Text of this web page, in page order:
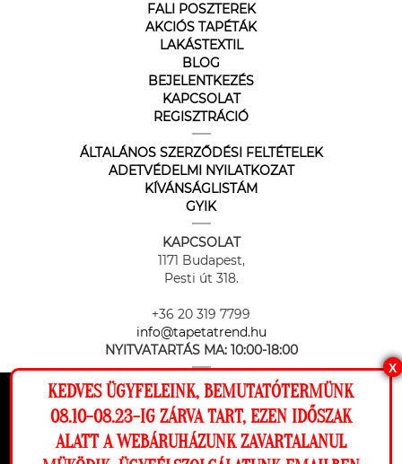
Ez a weboldal cookie-kat használ, hogy a
lehető legjobb élményt nyújtsa honlapunkon.
Beállítások
FALI POSZTEREK
AKCIÓS TAPÉTÁK
LAKÁSTEXTIL
BLOG
BEJELENTKEZÉS
KAPCSOLAT
REGISZTRÁCIÓ
ÁLTALÁNOS SZERZŐDÉSI FELTÉTELEK
ADETVÉDELMI NYILATKOZAT
KÍVÁNSÁGLISTÁM
GYIK
KAPCSOLAT
1171 Budapest,
Pesti út 318.
+36 20 319 7799
info@tapetatrend.hu
NYITVATARTÁS MA: 10:00-18:00
X
KEDVES ÜGYFELEINK, BEMUTATÓTERMÜNK
08.10-08.23-IG ZÁRVA TART, EZEN IDŐSZAK
ALATT A WEBÁRUHÁZUNK ZAVARTALANUL